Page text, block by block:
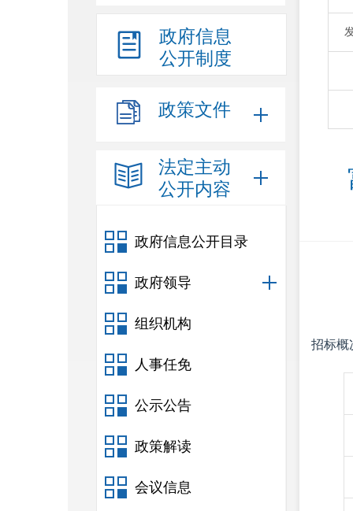
政府信息
公开制度
政策文件
法定主动
公开内容
政府信息公开目录
政府领导
组织机构
人事任免
公示公告
政策解读
会议信息
招标概